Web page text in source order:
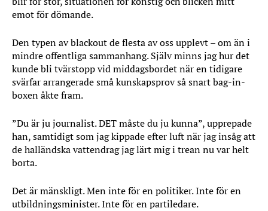
emot för dömande.
Den typen av blackout de flesta av oss upplevt – om än i
mindre offentliga sammanhang. Själv minns jag hur det
kunde bli tvärstopp vid middagsbordet när en tidigare
svärfar arrangerade små kunskapsprov så snart bag-in-
boxen åkte fram.
”Du är ju journalist. DET måste du ju kunna”, upprepade
han, samtidigt som jag kippade efter luft när jag insåg att
de halländska vattendrag jag lärt mig i trean nu var helt
borta.
Det är mänskligt. Men inte för en politiker. Inte för en
utbildningsminister. Inte för en partiledare.